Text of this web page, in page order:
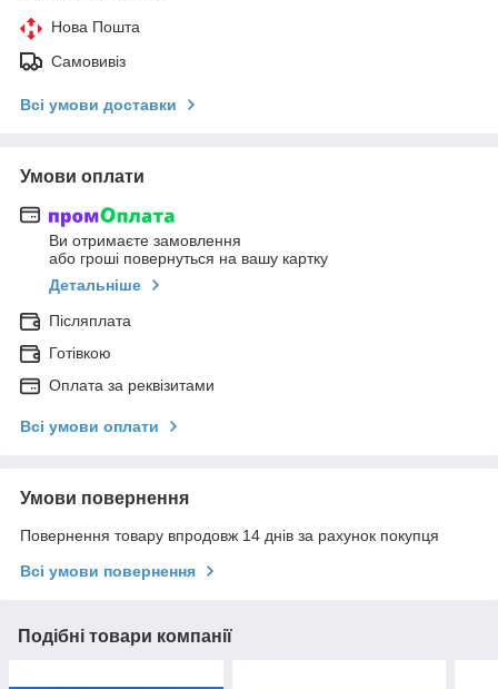
Нова Пошта
Самовивіз
Всі умови доставки
Умови оплати
Ви отримаєте замовлення
або гроші повернуться на вашу картку
Детальніше
Післяплата
Готівкою
Оплата за реквізитами
Всі умови оплати
Умови повернення
Повернення товару впродовж 14 днів за рахунок покупця
Всі умови повернення
Подібні товари компанії